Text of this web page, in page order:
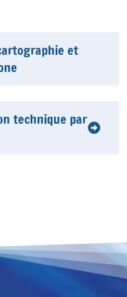
et
technique par